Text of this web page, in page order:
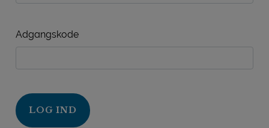
Adgangskode
LOG IND